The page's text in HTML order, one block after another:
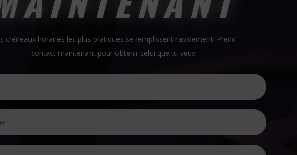
créneaux horaires les plus pratiques se remplissent rapidement. Prend
contact maintenant pour obtenir celui que tu veux.